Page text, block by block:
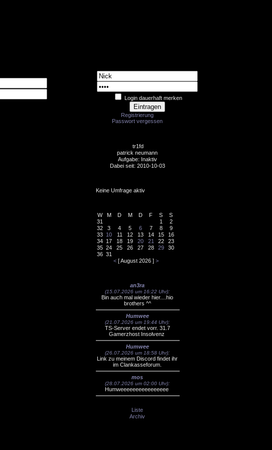
Login dauerhaft merken
Registrierung
Passwort vergessen
tr1fd
patrick neumann
Aufgabe: Inaktiv
Dabei seit: 2010-10-03
Keine Umfrage aktiv
W M D M D F S
S
31
1
2
32
3 4 5 6 7 8
9
33 10 11 12 13 14 15
16
34 17 18 19 20 21 22
23
35 24 25 26 27 28 29
30
36 31
< [ August 2026 ] >
an3ra
(15.07.2026 um 16:22 Uhr):
Bin auch mal wieder hier....hio
brothers ^^
Humwee
(21.07.2026 um 19:44 Uhr):
TS-Server endet vorr. 31.7
Gamerzhost Insolvenz
Humwee
(26.07.2026 um 18:58 Uhr):
Link zu meinem Discord findet ihr
im Clankasseforum.
mos
(28.07.2026 um 02:00 Uhr):
Humweeeeeeeeeeeeeeee
Liste
Archiv